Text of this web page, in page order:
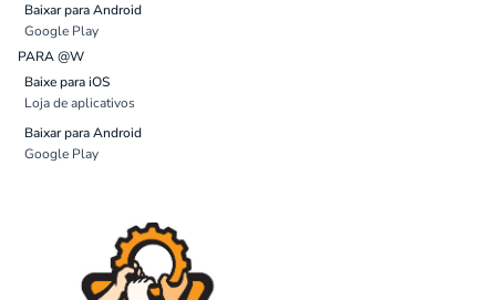
Baixar para Android
Google Play
PARA @W
Baixe para iOS
Loja de aplicativos
Baixar para Android
Google Play